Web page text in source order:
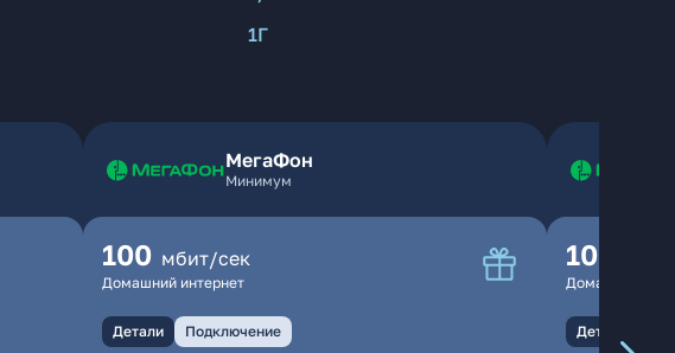
1Г
МегаФон
Минимум
100 мбит/сек
Домашний интернет
Детали Подключение
100
Домашний
Детали